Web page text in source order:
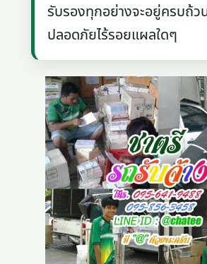
รับรองทุกอย่างจะอยู่ครบถ้ว
ปลอดภัยไร้รอยแผลใดๆ